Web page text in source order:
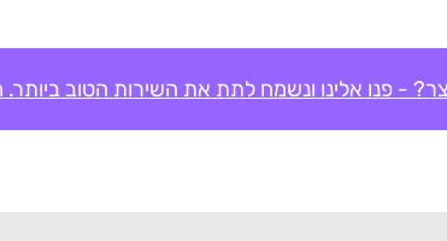
- פנו אלינו ונשמח לתת את השירות הטוב